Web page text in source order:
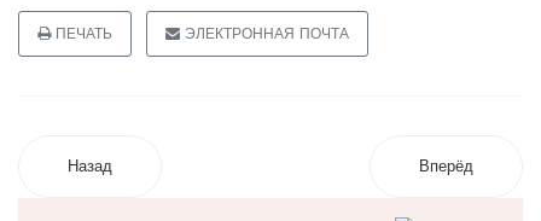
ПЕЧАТЬ ЭЛЕКТРОННАЯ ПОЧТА
Назад Вперёд